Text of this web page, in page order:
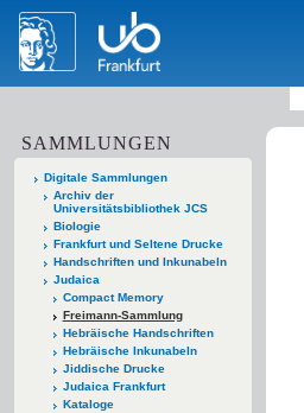
SAMMLUNGEN
Digitale Sammlungen
Archiv der
Universitätsbibliothek JCS
Biologie
Frankfurt und Seltene Drucke
Handschriften und Inkunabeln
Judaica
Compact Memory
Freimann-Sammlung
Hebräische Handschriften
Hebräische Inkunabeln
Jiddische Drucke
Judaica Frankfurt
Kataloge